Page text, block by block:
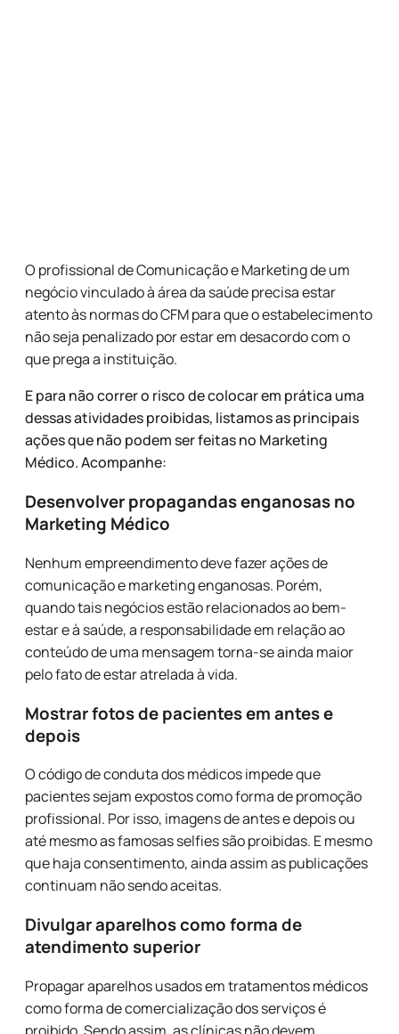
O profissional de Comunicação e Marketing de um
negócio vinculado à área da saúde precisa estar
atento às normas do CFM para que o estabelecimento
não seja penalizado por estar em desacordo com o
que prega a instituição.
E para não correr o risco de colocar em prática uma
dessas atividades proibidas, listamos as principais
ações que não podem ser feitas no Marketing
Médico. Acompanhe:
Desenvolver propagandas enganosasno
Marketing Médico
Nenhum empreendimento deve fazer ações de
comunicação e marketing enganosas. Porém,
quando tais negócios estão relacionados ao bem-
estar e à saúde, a responsabilidade em relação ao
conteúdo de uma mensagem torna-se ainda maior
pelo fato de estar atrelada à vida.
Mostrar fotos de pacientes em antes e
depois
O código de conduta dos médicos impede que
pacientes sejam expostos como forma de promoção
profissional. Por isso, imagens de antes e depois ou
até mesmo as famosas selfies são proibidas. E mesmo
que haja consentimento, ainda assim as publicações
continuam não sendo aceitas.
Divulgar aparelhos como forma de
atendimento superior
Propagar aparelhos usados em tratamentos médicos
como forma de comercialização dos serviços é